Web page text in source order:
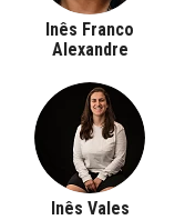
Inês Franco
Alexandre
Inês Vales